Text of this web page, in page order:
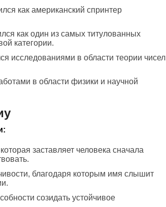
как американский спринтер
как один из самых титулованных
категории.
исследованиями в области теории чисел
в области физики и научной
заставляет человека сначала
благодаря которым имя слышит
созидать устойчивое